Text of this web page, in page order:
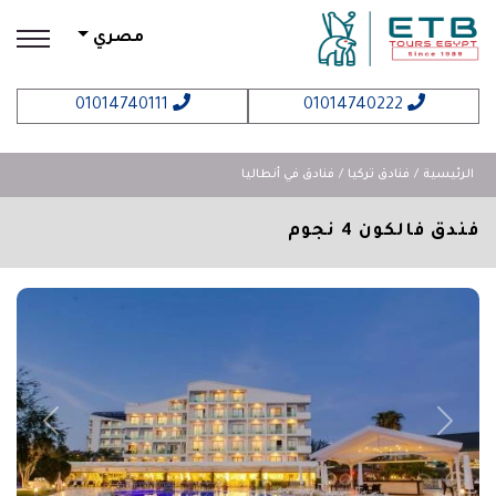
مصري
الرئيسية فنادق تركيا فنادق في أنطاليا
فندق فالكون 4 نجوم
Next